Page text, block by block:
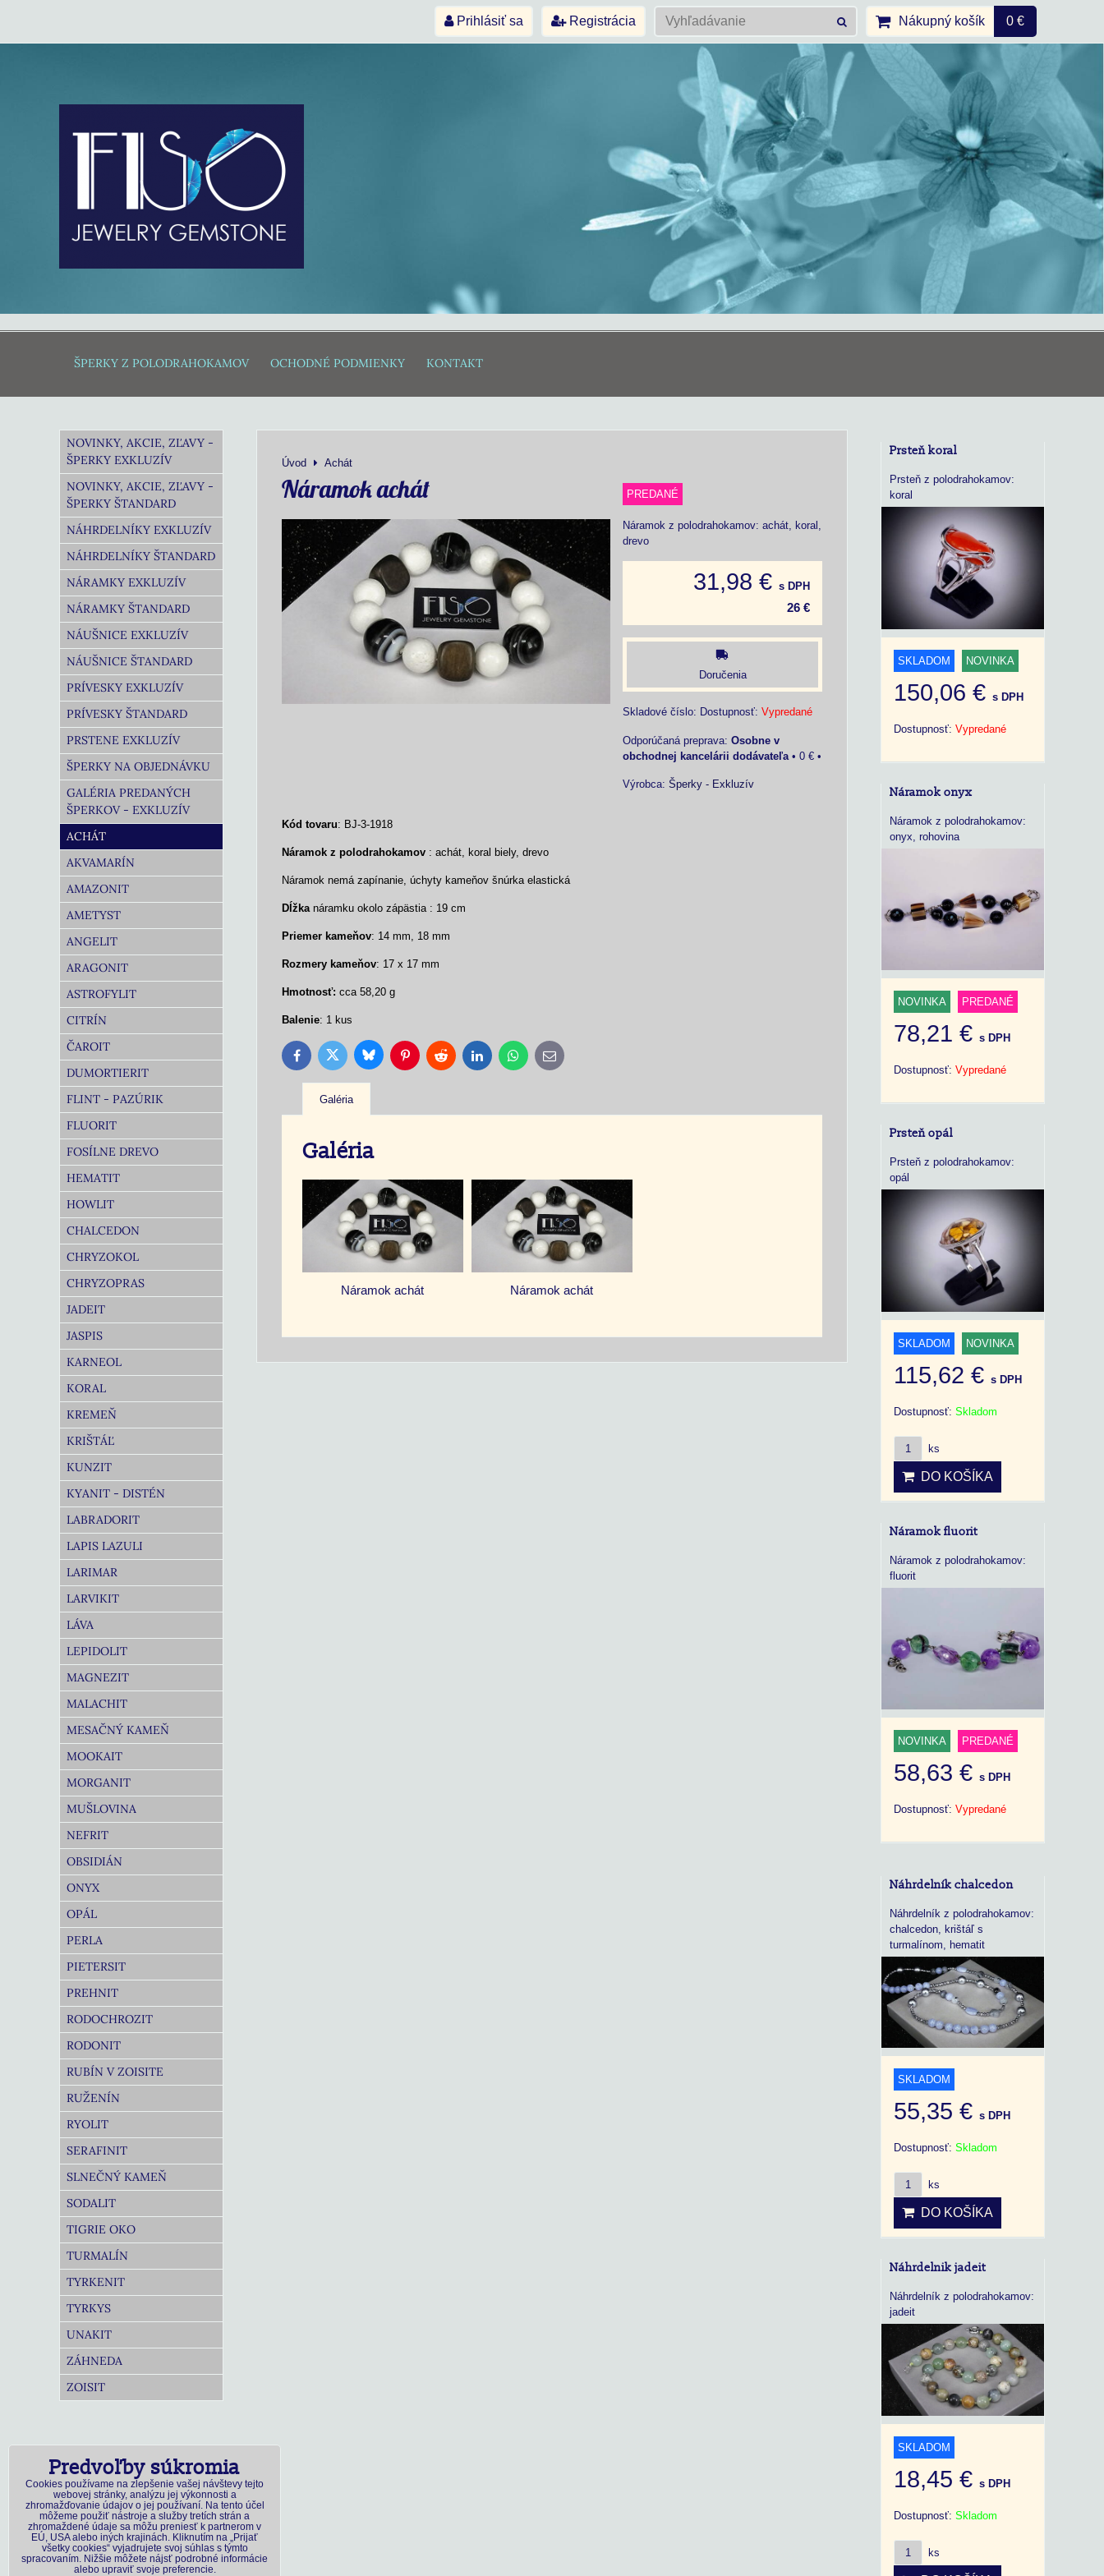
Prihlásiť sa Registrácia Nákupný košík 0 €
ŠPERKY Z POLODRAHOKAMOV OCHODNÉ PODMIENKY KONTAKT
Úvod Achát
Náramok achát PREDANÉ
Náramok z polodrahokamov: achát, koral,
drevo
31,98 € s DPH
26 €
Doručenia
Skladové číslo: Dostupnosť: Vypredané
Osobne v
obchodnej kancelárii dodávateľa • 0 € •
Výrobca: Šperky - Exkluzív
Kód tovaru: BJ-3-1918
Náramok z polodrahokamov : achát, koral biely, drevo
Náramok nemá zapínanie, úchyty kameňov šnúrka elastická
Dĺžkanáramku okolo zápästia : 19 cm
Priemer kameňov: 14 mm, 18 mm
Rozmery kameňov: 17 x 17 mm
Hmotnosť: cca 58,20 g
Balenie: 1 kus
FacebookTwitter BlueskyPinterestReddit LinkedInWhatsApp
E-
mail
Galéria
Galéria
Náramok achát Náramok achát
NOVINKY, AKCIE, ZĽAVY -
ŠPERKY EXKLUZÍV
NOVINKY, AKCIE, ZĽAVY -
ŠPERKY ŠTANDARD
NÁHRDELNÍKY EXKLUZÍV
NÁHRDELNÍKY ŠTANDARD
NÁRAMKY EXKLUZÍV
NÁRAMKY ŠTANDARD
NÁUŠNICE EXKLUZÍV
NÁUŠNICE ŠTANDARD
PRÍVESKY EXKLUZÍV
PRÍVESKY ŠTANDARD
PRSTENE EXKLUZÍV
ŠPERKY NA OBJEDNÁVKU
GALÉRIA PREDANÝCH
ŠPERKOV - EXKLUZÍV
ACHÁT
AKVAMARÍN
AMAZONIT
AMETYST
ANGELIT
ARAGONIT
ASTROFYLIT
CITRÍN
ČAROIT
DUMORTIERIT
FLINT - PAZÚRIK
FLUORIT
FOSÍLNE DREVO
HEMATIT
HOWLIT
CHALCEDON
CHRYZOKOL
CHRYZOPRAS
JADEIT
JASPIS
KARNEOL
KORAL
KREMEŇ
KRIŠTÁĽ
KUNZIT
KYANIT - DISTÉN
LABRADORIT
LAPIS LAZULI
LARIMAR
LARVIKIT
LÁVA
LEPIDOLIT
MAGNEZIT
MALACHIT
MESAČNÝ KAMEŇ
MOOKAIT
MORGANIT
MUŠLOVINA
NEFRIT
OBSIDIÁN
ONYX
OPÁL
PERLA
PIETERSIT
PREHNIT
RODOCHROZIT
RODONIT
RUBÍN V ZOISITE
RUŽENÍN
RYOLIT
SERAFINIT
SLNEČNÝ KAMEŇ
SODALIT
TIGRIE OKO
TURMALÍN
TYRKENIT
TYRKYS
UNAKIT
ZÁHNEDA
ZOISIT
Prsteň koral
Prsteň z polodrahokamov:
koral
SKLADOM NOVINKA
150,06 € s DPH
Dostupnosť: Vypredané
Náramok onyx
Náramok z polodrahokamov:
onyx, rohovina
NOVINKA PREDANÉ
78,21 € s DPH
Dostupnosť: Vypredané
Prsteň opál
Prsteň z polodrahokamov:
opál
SKLADOM NOVINKA
115,62 € s DPH
Dostupnosť: Skladom
ks
DO KOŠÍKA
Náramok fluorit
Náramok z polodrahokamov:
fluorit
NOVINKA PREDANÉ
58,63 € s DPH
Dostupnosť: Vypredané
Náhrdelník chalcedon
Náhrdelník z polodrahokamov:
chalcedon, krištáľ s
turmalínom, hematit
SKLADOM
55,35 € s DPH
Dostupnosť: Skladom
ks
DO KOŠÍKA
Náhrdelnik jadeit
Náhrdelník z polodrahokamov:
jadeit
SKLADOM
18,45 € s DPH
Dostupnosť: Skladom
ks
Predvoľby súkromia
Cookies používame na zlepšenie vašej návštevy tejto
webovej stránky, analýzu jej výkonnosti a
zhromažďovanie údajov o jej používaní. Na tento účel
môžeme použiť nástroje a služby tretích strán a
zhromaždené údaje sa môžu preniesť k partnerom v
EÚ, USA alebo iných krajinách. Kliknutím na „Prijať
všetky cookies“ vyjadrujete svoj súhlas s týmto
spracovaním. Nižšie môžete nájsť podrobné informácie
alebo upraviť svoje preferencie.